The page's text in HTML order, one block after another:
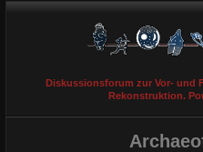
Diskussionsforum zur Vor- und
Rekonstruktion.